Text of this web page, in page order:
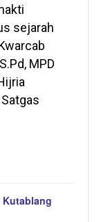
sejarah
MPD
Kutablang